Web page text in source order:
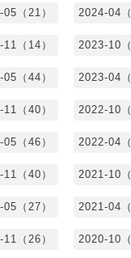
（21） 2024-04（
（14） 2023-10（
（44） 2023-04（
（40） 2022-10（
（46） 2022-04（
（40） 2021-10（
（27） 2021-04（
（26） 2020-10（